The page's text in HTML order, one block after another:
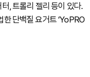
, 트롤리 젤리 등이 있다.
단백질 요거트 ‘YoPRO